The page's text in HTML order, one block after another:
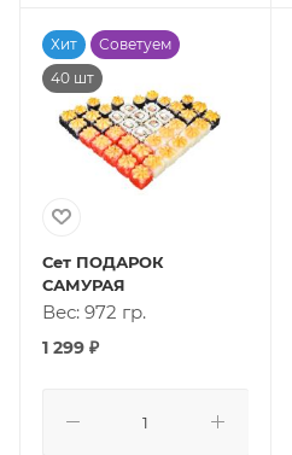
Хит
Советуем
40 шт
Сет ПОДАРОК
САМУРАЯ
Вес: 972 гр.
1 299 ₽